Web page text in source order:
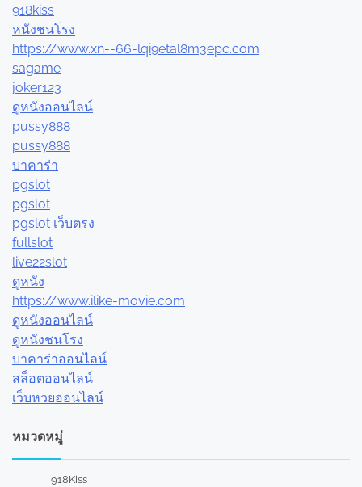
918kiss
หนังชนโรง
https://www.xn--66-lqi9etal8m3epc.com
sagame
joker123
ดูหนังออนไลน์
pussy888
pussy888
บาคาร่า
pgslot
pgslot
pgslot เว็บตรง
fullslot
live22slot
ดูหนัง
https://www.ilike-movie.com
ดูหนังออนไลน์
ดูหนังชนโรง
บาคาร่าออนไลน์
สล็อตออนไลน์
เว็บหวยออนไลน์
หมวดหมู่
918Kiss